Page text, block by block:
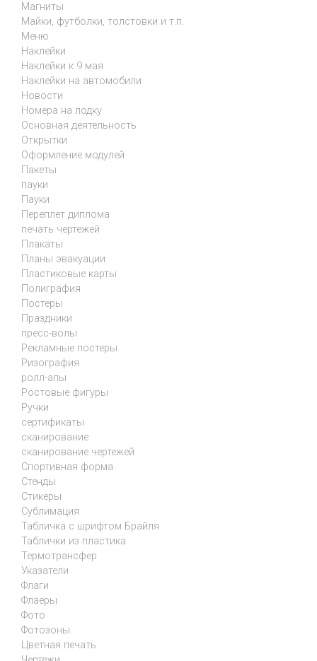
Магниты
Майки, футболки, толстовки и т.п.
Меню
Наклейки
Наклейки к 9 мая
Наклейки на автомобили
Новости
Номера на лодку
Основная деятельность
Открытки
Оформление модулей
Пакеты
пауки
Пауки
Переплет диплома
печать чертежей
Плакаты
Планы эвакуации
Пластиковые карты
Полиграфия
Постеры
Праздники
пресс-волы
Рекламные постеры
Ризография
ролл-апы
Ростовые фигуры
Ручки
сертификаты
сканирование
сканирование чертежей
Спортивная форма
Стенды
Стикеры
Сублимация
Табличка с шрифтом Брайля
Таблички из пластика
Термотрансфер
Указатели
Флаги
Флаеры
Фото
Фотозоны
Цветная печать